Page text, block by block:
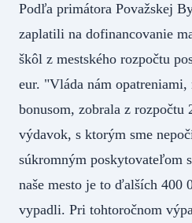
Podľa primátora Považskej
zaplatili na dofinancovanie
škôl z mestského rozpočtu
eur. "Vláda nám opatreniami,
bonusom, zobrala z
výdavok, s ktorým sme
súkromným poskytovateľom
naše mesto je to ďalších 400
vypadli. Pri tohtoročnom